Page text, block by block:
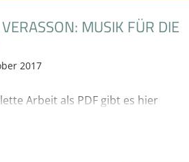
MUSIK FÜR DIE
2017 Diplom- Bachelor und
Arbeit als PDF gibt es hier